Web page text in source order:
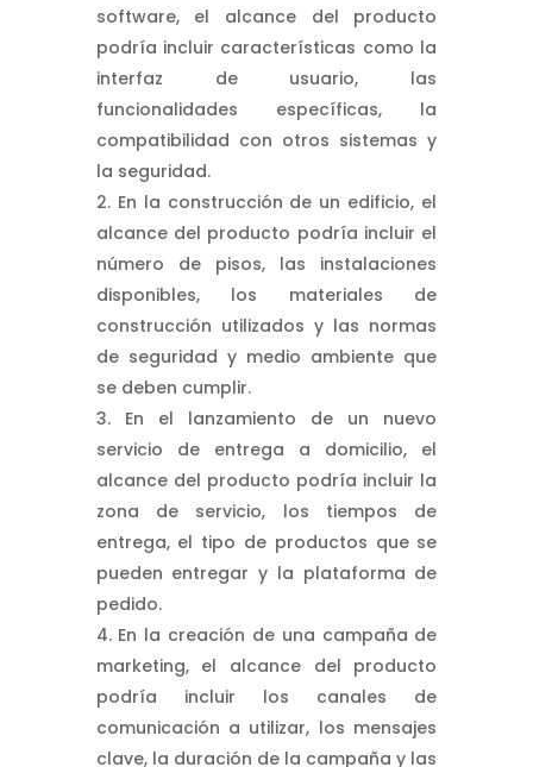
software, el alcance del producto
podría incluir características como la
interfaz de usuario, las
funcionalidades específicas, la
compatibilidad con otros sistemas y
la seguridad.
En la construcción de un edificio, el
alcance del producto podría incluir el
número de pisos, las instalaciones
disponibles, los materiales de
construcción utilizados y las normas
de seguridad y medio ambiente que
se deben cumplir.
En el lanzamiento de un nuevo
servicio de entrega a domicilio, el
alcance del producto podría incluir la
zona de servicio, los tiempos de
entrega, el tipo de productos que se
pueden entregar y la plataforma de
pedido.
En la creación de una campaña de
marketing, el alcance del producto
podría incluir los canales de
comunicación a utilizar, los mensajes
clave, la duración de la campaña y las